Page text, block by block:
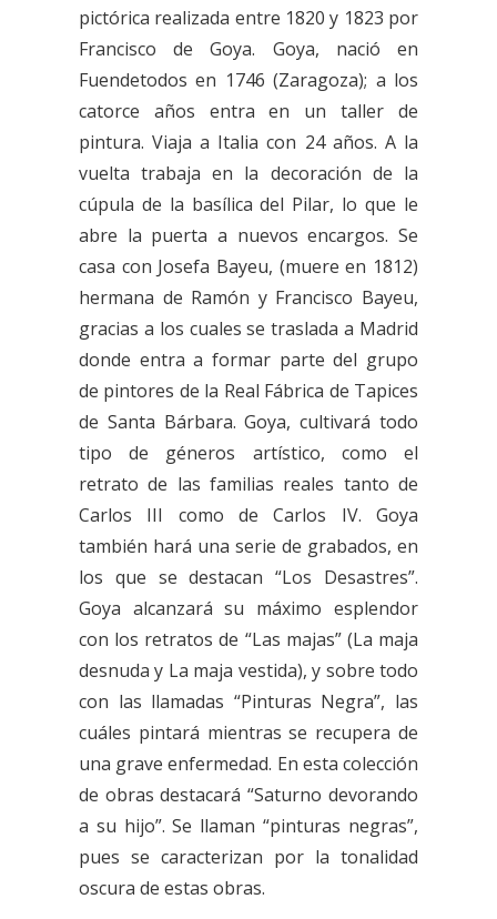
pictórica realizada entre 1820 y 1823 por
Francisco de Goya. Goya, nació en
Fuendetodos en 1746 (Zaragoza); a los
catorce años entra en un taller de
pintura. Viaja a Italia con 24 años. A la
vuelta trabaja en la decoración de la
cúpula de la basílica del Pilar, lo que le
abre la puerta a nuevos encargos. Se
casa con Josefa Bayeu, (muere en 1812)
hermana de Ramón y Francisco Bayeu,
gracias a los cuales se traslada a Madrid
donde entra a formar parte del grupo
de pintores de la Real Fábrica de Tapices
de Santa Bárbara. Goya, cultivará todo
tipo de géneros artístico, como el
retrato de las familias reales tanto de
Carlos III como de Carlos IV. Goya
también hará una serie de grabados, en
los que se destacan “Los Desastres”.
Goya alcanzará su máximo esplendor
con los retratos de “Las majas” (La maja
desnuda y La maja vestida), y sobre todo
con las llamadas “Pinturas Negra”, las
cuáles pintará mientras se recupera de
una grave enfermedad. En esta colección
de obras destacará “Saturno devorando
a su hijo”. Se llaman “pinturas negras”,
pues se caracterizan por la tonalidad
oscura de estas obras.